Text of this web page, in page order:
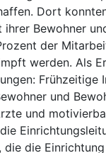
Dort
Bewohner
der
werden. Als
Frühzeitige
und
und
die die